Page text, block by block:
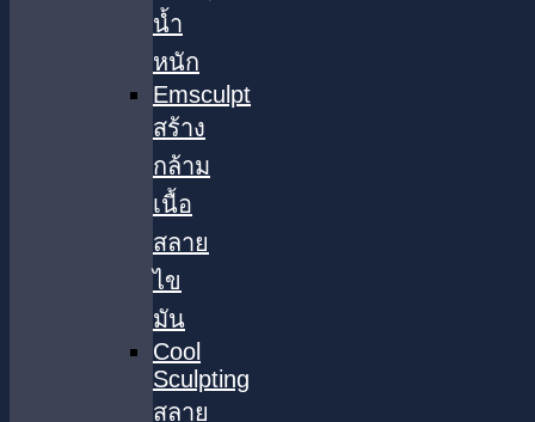
น้ำ
หนัก
Emsculpt
สร้าง
กล้าม
เนื้อ
สลาย
ไข
มัน
Cool
Sculpting
สลาย